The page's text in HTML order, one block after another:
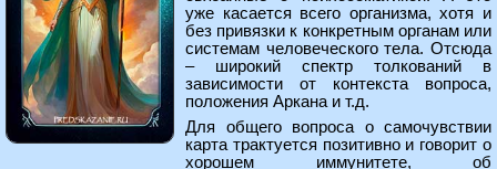
уже касается всего организма, хотя и
без привязки к конкретным органам или
системам человеческого тела. Отсюда
– широкий спектр толкований в
зависимости от контекста вопроса,
положения Аркана и т.д.
Для общего вопроса о самочувствии
карта трактуется позитивно и говорит о
хорошем иммунитете, об